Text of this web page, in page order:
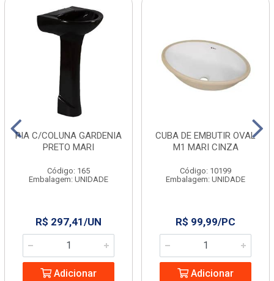
PIA C/COLUNA GARDENIA
PRETO MARI
Código: 165
Embalagem: UNIDADE
R$ 297,41/UN
Adicionar
CUBA DE EMBUTIR OVAL
M1 MARI CINZA
Código: 10199
Embalagem: UNIDADE
R$ 99,99/PC
Adicionar